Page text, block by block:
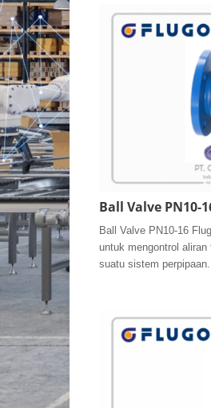
Ball Valve PN10-
Ball Valve PN10-16
untuk mengontrol
suatu sistem